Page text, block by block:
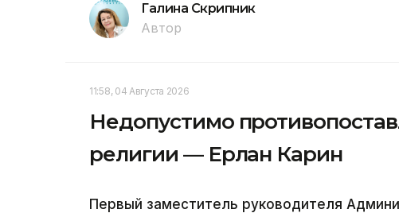
Галина Скрипник
Автор
11:58, 04 Августа 2026
Недопустимо
религии — Ерлан Карин
Первый заместитель руководителя